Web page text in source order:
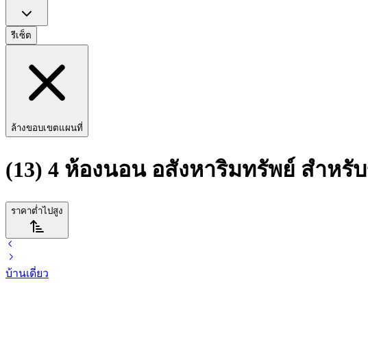
รีเซ็ต
ล้างขอบเขตแผนที่
(13) 4 ห้องนอน อสังหาริมทรัพย์ สำห
ราคาต่ำไปสูง
บ้านเดี่ยว